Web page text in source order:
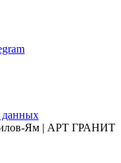
данных
Ям | АРТ ГРАНИТ